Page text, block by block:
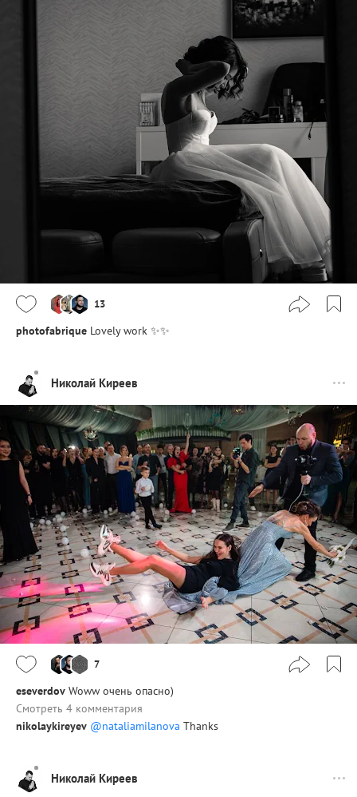
13
photofabrique Lovely work ✨✨
Николай Киреев
7
eseverdov Woww очень опасно)
Смотреть 4 комментария
nikolaykireyev @nataliamilanova Thanks
Николай Киреев